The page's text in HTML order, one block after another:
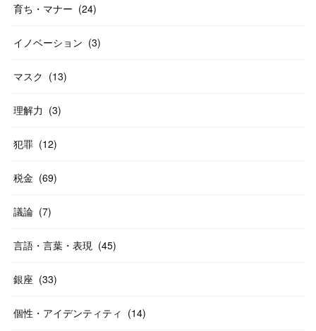
育ち・マナー (24)
イノベーション (3)
マスク (13)
理解力 (3)
犯罪 (12)
税金 (69)
議論 (7)
言語・言葉・表現 (45)
銀座 (33)
個性・アイデンティティ (14)